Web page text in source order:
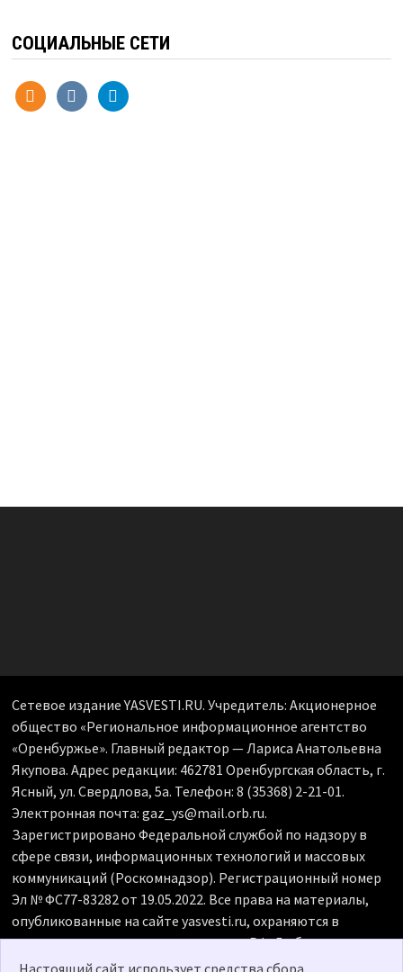
СОЦИАЛЬНЫЕ СЕТИ
odnoklassniki
vkontaktetelegram
Сетевое издание YASVESTI.RU. Учредитель: Акционерное
общество «Региональное информационное агентство
«Оренбуржье». Главный редактор — Лариса Анатольевна
Якупова. Адрес редакции: 462781 Оренбургская область, г.
Ясный, ул. Свердлова, 5а. Телефон: 8 (35368) 2-21-01.
Электронная почта: gaz_ys@mail.orb.ru.
Зарегистрировано Федеральной службой по надзору в
сфере связи, информационных технологий и массовых
коммуникаций (Роскомнадзор). Регистрационный номер
Эл № ФС77-83282 от 19.05.2022. Все права на материалы,
опубликованные на сайте yasvesti.ru, охраняются в
соответствии с законодательством РФ. Любое
использование материалов допускается только по
Настоящий сайт использует средства сбора